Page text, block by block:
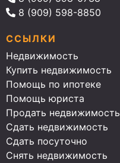
8 (909) 598-8850
ССЫЛКИ
Недвижимость
Купить недвижимость
Помощь по ипотеке
Помощь юриста
Продать недвижимость
Сдать недвижимость
Сдать посуточно
Снять недвижимость